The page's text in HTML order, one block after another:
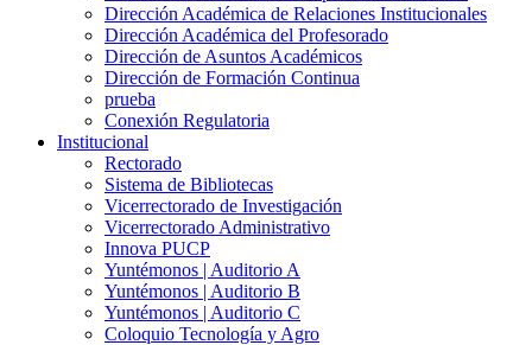
Dirección Académica de Relaciones Institucionales
Dirección Académica del Profesorado
Dirección de Asuntos Académicos
Dirección de Formación Continua
prueba
Conexión Regulatoria
Institucional
Rectorado
Sistema de Bibliotecas
Vicerrectorado de Investigación
Vicerrectorado Administrativo
Innova PUCP
Yuntémonos | Auditorio A
Yuntémonos | Auditorio B
Yuntémonos | Auditorio C
Coloquio Tecnología y Agro